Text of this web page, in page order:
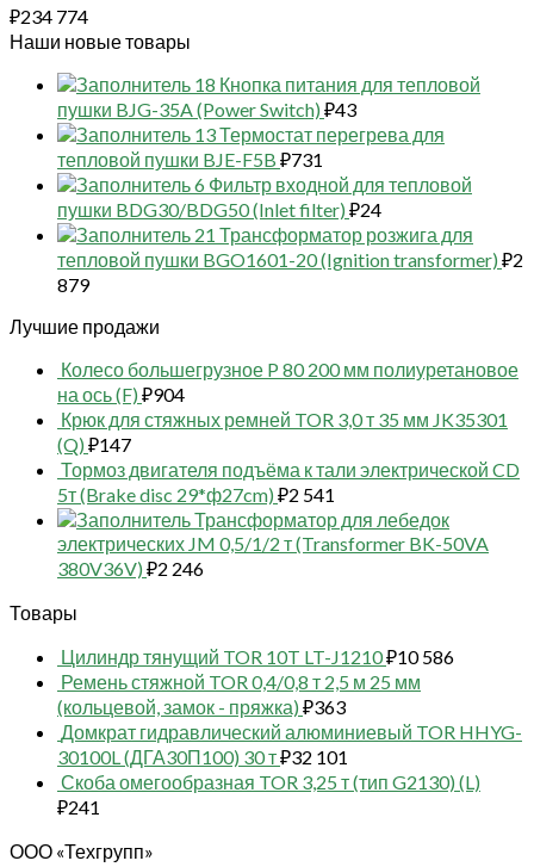
₽234 774
Наши новые товары
18 Кнопка питания для тепловой
пушки BJG-35A (Power Switch) ₽43
13 Термостат перегрева для
тепловой пушки BJE-F5B ₽731
6 Фильтр входной для тепловой
пушки BDG30/BDG50 (Inlet filter) ₽24
21 Трансформатор розжига для
тепловой пушки BGO1601-20 (Ignition transformer) ₽2
879
Лучшие продажи
Колесо большегрузное P 80 200 мм полиуретановое
на ось (F) ₽904
Крюк для стяжных ремней TOR 3,0 т 35 мм JK35301
(Q) ₽147
Тормоз двигателя подъёма к тали электрической CD
5т (Brake disc 29*ф27cm) ₽2 541
Трансформатор для лебедок
электрических JM 0,5/1/2 т (Transformer BK-50VA
380V36V) ₽2 246
Товары
Цилиндр тянущий TOR 10T LT-J1210₽10 586
Ремень стяжной TOR 0,4/0,8 т 2,5 м 25 мм
(кольцевой, замок - пряжка) ₽363
Домкрат гидравлический алюминиевый TOR HHYG-
30100L (ДГА30П100) 30 т₽32 101
Скоба омегообразная TOR 3,25 т (тип G2130) (L)
₽241
ООО «Техгрупп»